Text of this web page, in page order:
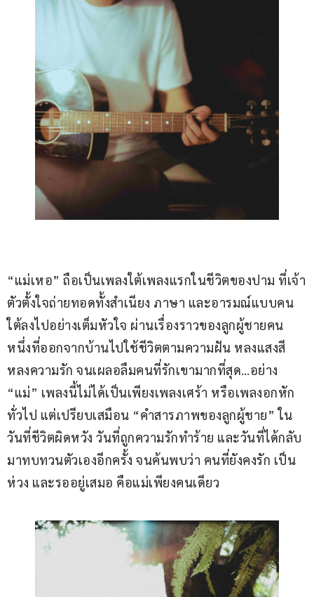
“แม่เหอ” ถือเป็นเพลงใต้เพลงแรกในชีวิตของปาม ที่เจ้า
ตัวตั้งใจถ่ายทอดทั้งสำเนียง ภาษา และอารมณ์แบบคน
ใต้ลงไปอย่างเต็มหัวใจ ผ่านเรื่องราวของลูกผู้ชายคน
หนึ่งที่ออกจากบ้านไปใช้ชีวิตตามความฝัน หลงแสงสี
หลงความรัก จนเผลอลืมคนที่รักเขามากที่สุด…อย่าง
“แม่” เพลงนี้ไม่ได้เป็นเพียงเพลงเศร้า หรือเพลงอกหัก
ทั่วไป แต่เปรียบเสมือน “คำสารภาพของลูกผู้ชาย” ใน
วันที่ชีวิตผิดหวัง วันที่ถูกความรักทำร้าย และวันที่ได้กลับ
มาทบทวนตัวเองอีกครั้ง จนค้นพบว่า คนที่ยังคงรัก เป็น
ห่วง และรออยู่เสมอ คือแม่เพียงคนเดียว